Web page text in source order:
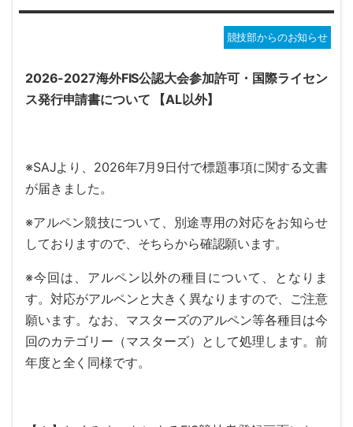
競技部からのお知らせ
2026-2027海外FIS公認大会参加許可・国際ライセン
ス発行申請書について 【AL以外】
※SAJより、2026年7月9日付で標題事項に関する文書
が届きました。
※アルペン競技について、別途専用の対応をお知らせ
しておりますので、そちらから確認願います。
※今回は、アルペン以外の種目について、となりま
す。対応がアルペンと大きく異なりますので、ご注意
願います。なお、マスターズのアルペン等各種目は今
回のカテゴリー（マスターズ）として処理します。前
年度と全く同様です。